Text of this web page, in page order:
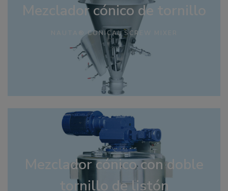
Mezclador cónico de tornillo
NAUTA® CONICAL SCREW MIXER
Mezclador cónico con doble
tornillo de listón